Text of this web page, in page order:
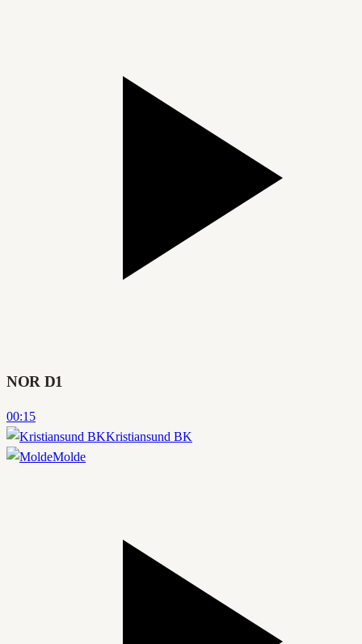
NOR D1
00:15
Kristiansund BK
Molde